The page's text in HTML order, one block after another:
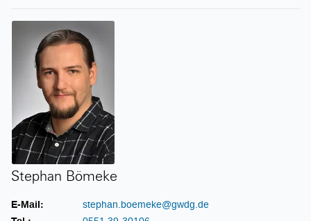
Stephan Bömeke
E-Mail:
stephan.boemeke@gwdg.de